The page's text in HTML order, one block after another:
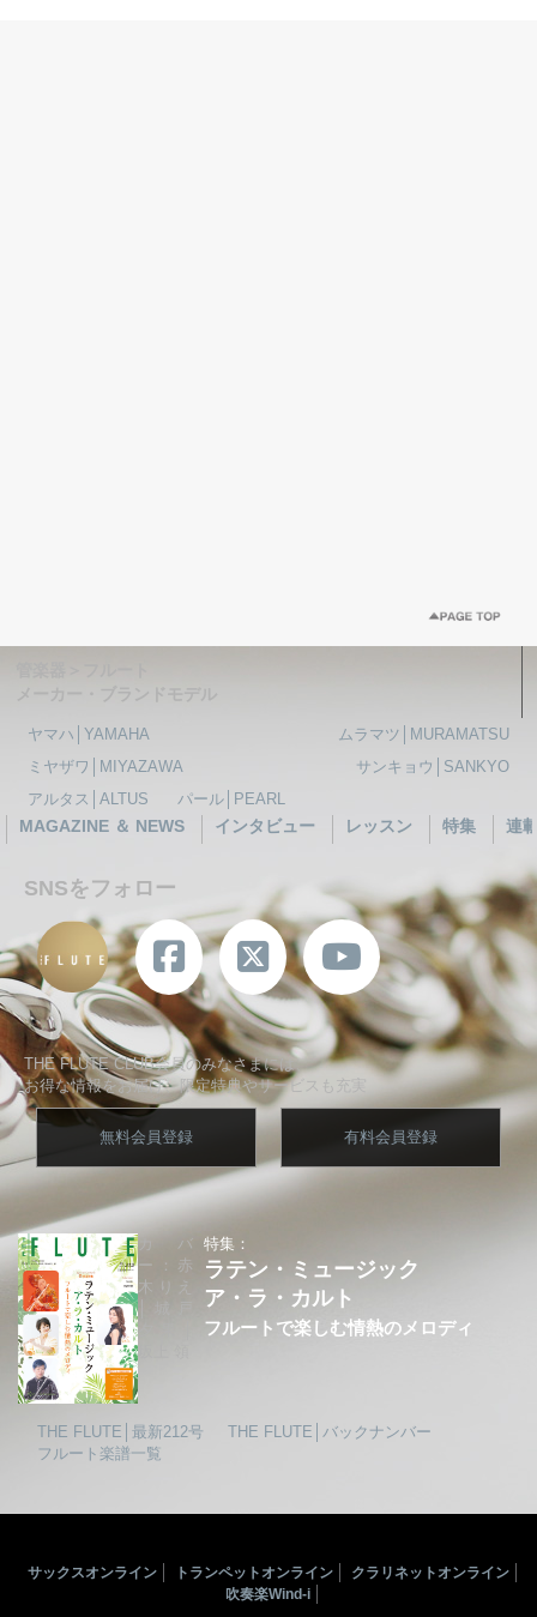
ヤマハ│YAMAHA
ムラマツ│MURAMATSU
ミヤザワ│MIYAZAWA
サンキョウ│SANKYO
アルタス│ALTUS
パール│PEARL
MAGAZINE ＆ NEWS インタビュー レッスン 特集 連
SNSをフォロー
THE FLUTE CLUB会員のみなさまには、
お得な情報をお届け、限定特典やサービスも充実
無料会員登録 有料会員登録
特集：
ラテン・ミュージック
ア・ラ・カルト
フルートで楽しむ情熱のメロディ
カバ
ー：赤
木りえ
THE FLUTE│最新212号
THE FLUTE│バックナンバー
フルート楽譜一覧
サックスオンライン トランペットオンライン
クラリネットオンライン
吹奏楽Wind-i